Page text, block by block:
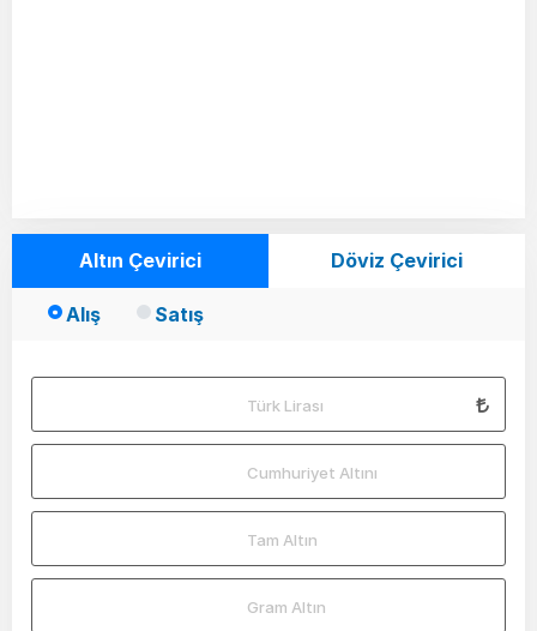
Altın Çevirici Döviz Çevirici
Alış Satış
Türk Lirası
Cumhuriyet Altını
Tam Altın
Gram Altın